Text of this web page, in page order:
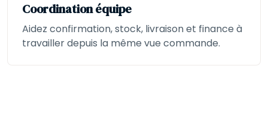
Coordination équipe
Aidez confirmation, stock, livraison et finance à
travailler depuis la même vue commande.